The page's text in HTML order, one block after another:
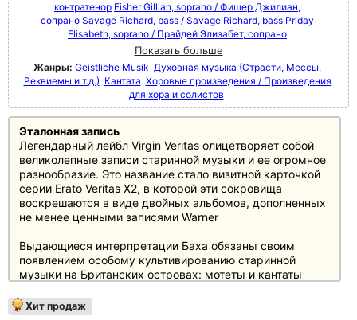
контратенор Fisher Gillian, soprano / Фишер Джилиан,
сопрано Savage Richard, bass / Savage Richard, bass Priday
Elisabeth, soprano / Прайдей Элизабет, сопрано
Показать больше
Жанры: Geistliche Musik Духовная музыка (Страсти, Мессы,
Реквиемы и т.д.) Кантата Хоровые произведения / Произведения
для хора и солистов
Эталонная запись
Легендарный лейбл Virgin Veritas олицетворяет собой
великолепные записи старинной музыки и ее огромное
разнообразие. Это название стало визитной карточкой
серии Erato Veritas X2, в которой эти сокровища
воскрешаются в виде двойных альбомов, дополненных
не менее ценными записями Warner
Выдающиеся интерпретации Баха обязаны своим
появлением особому культивированию старинной
музыки на Британских островах: мотеты и кантаты
Монтеверди являются известными примерами этого.
Хит продаж